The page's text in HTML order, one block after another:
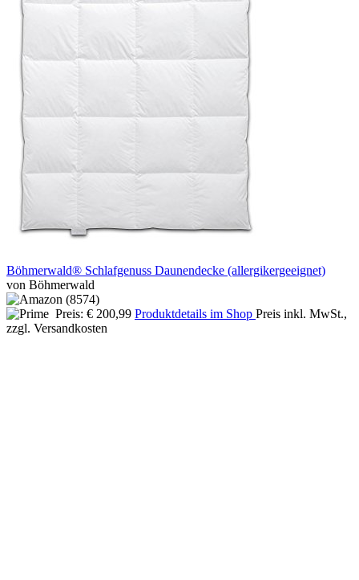
Böhmerwald® Schlafgenuss Daunendecke (allergikergeeignet)
von Böhmerwald
Preis: € 200,99 Produktdetails im Shop Preis inkl. MwSt.,
zzgl. Versandkosten